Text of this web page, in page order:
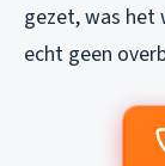
gezet, was het
echt geen